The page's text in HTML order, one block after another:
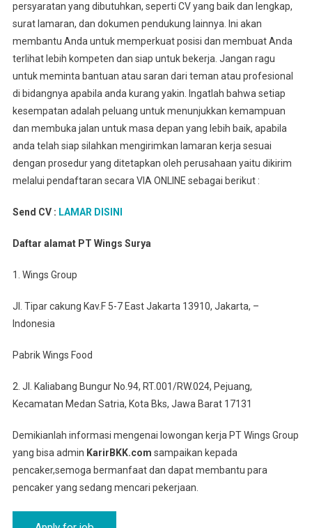
persyaratan yang dibutuhkan, seperti CV yang baik dan lengkap,
surat lamaran, dan dokumen pendukung lainnya. Ini akan
membantu Anda untuk memperkuat posisi dan membuat Anda
terlihat lebih kompeten dan siap untuk bekerja. Jangan ragu
untuk meminta bantuan atau saran dari teman atau profesional
di bidangnya apabila anda kurang yakin. Ingatlah bahwa setiap
kesempatan adalah peluang untuk menunjukkan kemampuan
dan membuka jalan untuk masa depan yang lebih baik, apabila
anda telah siap silahkan mengirimkan lamaran kerja sesuai
dengan prosedur yang ditetapkan oleh perusahaan yaitu dikirim
melalui pendaftaran secara VIA ONLINE sebagai berikut :
Send CV : LAMAR DISINI
Daftar alamat PT Wings Surya
1. Wings Group
Jl. Tipar cakung Kav.F 5-7 East Jakarta 13910, Jakarta, –
Indonesia
Pabrik Wings Food
2. Jl. Kaliabang Bungur No.94, RT.001/RW.024, Pejuang,
Kecamatan Medan Satria, Kota Bks, Jawa Barat 17131
Demikianlah informasi mengenai lowongan kerja PT Wings Group
yang bisa admin KarirBKK.com sampaikan kepada
pencaker,semoga bermanfaat dan dapat membantu para
pencaker yang sedang mencari pekerjaan.